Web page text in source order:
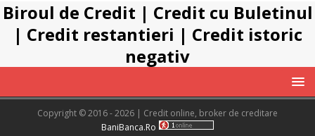
Biroul de Credit | Credit cu Buletinul
| Credit restantieri | Credit istoric
negativ
Copyright © 2016 - 2026 | Credit online, broker de creditare
BaniBanca.Ro